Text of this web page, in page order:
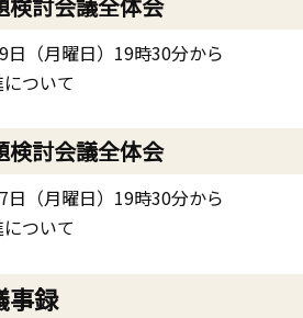
日（月曜日）19時30分から
ついて
検討会議全体会
日（月曜日）19時30分から
ついて
事録